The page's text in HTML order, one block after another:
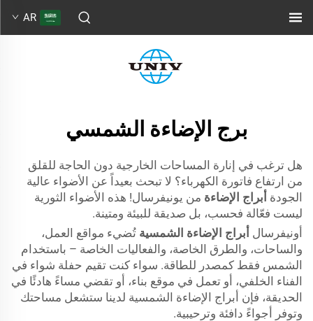
AR
برج الإضاءة الشمسي
هل ترغب في إنارة المساحات الخارجية دون الحاجة للقلق
من ارتفاع فاتورة الكهرباء؟ لا تبحث بعيداً عن الأضواء عالية
الجودة أبراج الإضاءة من يونيفرسال! هذه الأضواء الثورية
ليست فعّالة فحسب، بل صديقة للبيئة ومتينة.
أونيفرسال أبراج الإضاءة الشمسية تُضيء مواقع العمل،
والساحات، والطرق الخاصة، والفعاليات الخاصة – باستخدام
الشمس فقط كمصدر للطاقة. سواء كنت تقيم حفلة شواء في
الفناء الخلفي، أو تعمل في موقع بناء، أو تقضي مساءً هادئًا في
الحديقة، فإن أبراج الإضاءة الشمسية لدينا ستشعل مساحتك
وتوفر أجواءً دافئة وترحيبية.